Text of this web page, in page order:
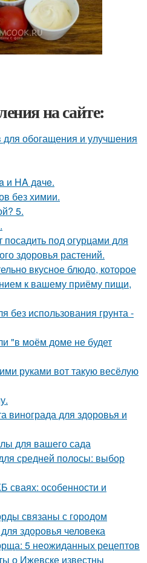
на сайте:
обогащения и улучшения
и HA дaчe.
без химии.
5.
посадить под огурцами для
здоровья растений.
вкусное блюдо, которое
к вашему приёму пищи,
без использования грунта -
"в моём доме не будет
руками вот такую весёлую
винограда для здоровья и
для вашего сада
средней полосы: выбор
сваях: особенности и
связаны с городом
здоровья человека
5 неожиданных рецептов
о Ижевске известны